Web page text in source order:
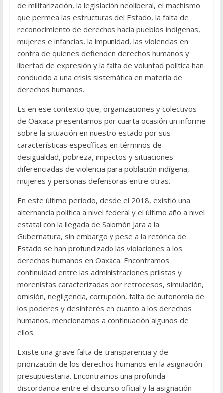
de militarización, la legislación neoliberal, el machismo
que permea las estructuras del Estado, la falta de
reconocimiento de derechos hacia pueblos indígenas,
mujeres e infancias, la impunidad, las violencias en
contra de quienes defienden derechos humanos y
libertad de expresión y la falta de voluntad política han
conducido a una crisis sistemática en materia de
derechos humanos.
Es en ese contexto que, organizaciones y colectivos
de Oaxaca presentamos por cuarta ocasión un informe
sobre la situación en nuestro estado por sus
características específicas en términos de
desigualdad, pobreza, impactos y situaciones
diferenciadas de violencia para población indígena,
mujeres y personas defensoras entre otras.
En este último periodo, desde el 2018, existió una
alternancia política a nivel federal y el último año a nivel
estatal con la llegada de Salomón Jara a la
Gubernatura, sin embargo y pese a la retórica de
Estado se han profundizado las violaciones a los
derechos humanos en Oaxaca. Encontramos
continuidad entre las administraciones priistas y
morenistas caracterizadas por retrocesos, simulación,
omisión, negligencia, corrupción, falta de autonomía de
los poderes y desinterés en cuanto a los derechos
humanos, mencionamos a continuación algunos de
ellos.
Existe una grave falta de transparencia y de
priorización de los derechos humanos en la asignación
presupuestaria. Encontramos una profunda
discordancia entre el discurso oficial y la asignación